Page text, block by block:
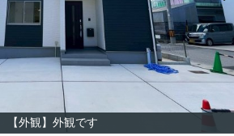
【外観】外観です